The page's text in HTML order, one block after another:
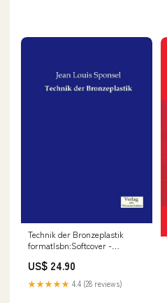
Technik der Bronzeplastik
formatIsbn:Softcover -
US$ 24.90
★★★★★ 4.4 (28 reviews)